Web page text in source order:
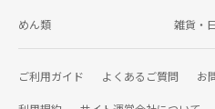
めん類 雑貨・
ご利用ガイド よくあるご質問 お